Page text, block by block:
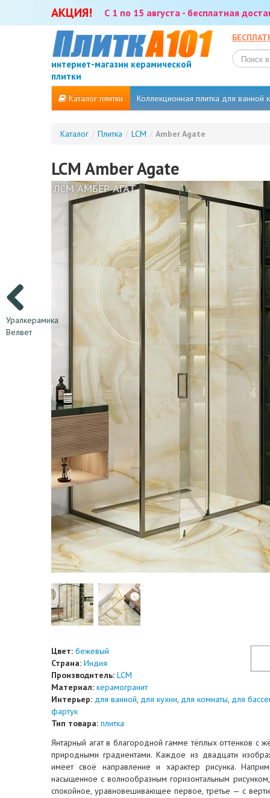
АКЦИЯ! С 1 по 15 августа - бесплатная
интернет-магазин керамической
плитки
Каталог плитки Коллекционная плитка для ванной
Каталог / Плитка / LCM / Amber Agate
Уралкерамика
Велвет
LCM Amber Agate
ЛСМ АМБЕР АГАТ
Цвет: бежевый
Страна: Индия
Производитель: LCM
Материал: керамогранит
Интерьер: для ванной, для кухни, для комнаты, для
фартук
Тип товара: плитка
Янтарный агат в благородной гамме тёплых оттенков с
природными градиентами. Каждое из двадцати
имеет своё направление и характер рисунка.
насыщенное с волнообразным горизонтальным
спокойное, уравновешивающее первое, третье — с